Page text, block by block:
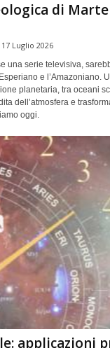
di
17 Luglio 2026
una serie televisiva,
e l’Amazoniano.
planetaria, tra oceani
dell’atmosfera e
oggi.
applicazioni